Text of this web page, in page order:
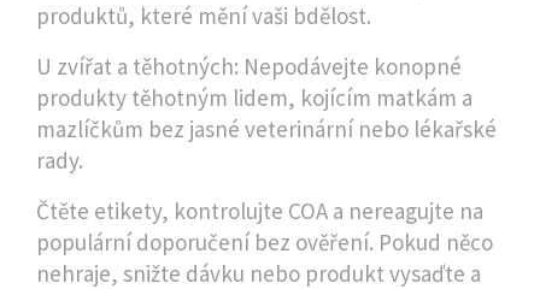
produktů, které mění vaši bdělost.
U zvířat a těhotných: Nepodávejte konopné
produkty těhotným lidem, kojícím matkám a
mazlíčkům bez jasné veterinární nebo lékařské
rady.
Čtěte etikety, kontrolujte COA a nereagujte na
populární doporučení bez ověření. Pokud něco
nehraje, snižte dávku nebo produkt vysaďte a